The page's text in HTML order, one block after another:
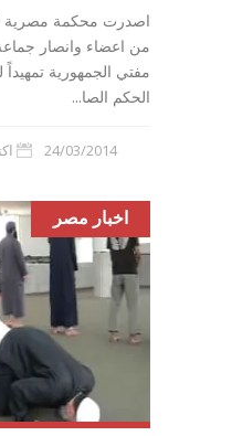
من اعضاء وانصار
مفتي الجمهورية تمهيداً
الحكم الصا...
24/03/2014
اخبار مصر